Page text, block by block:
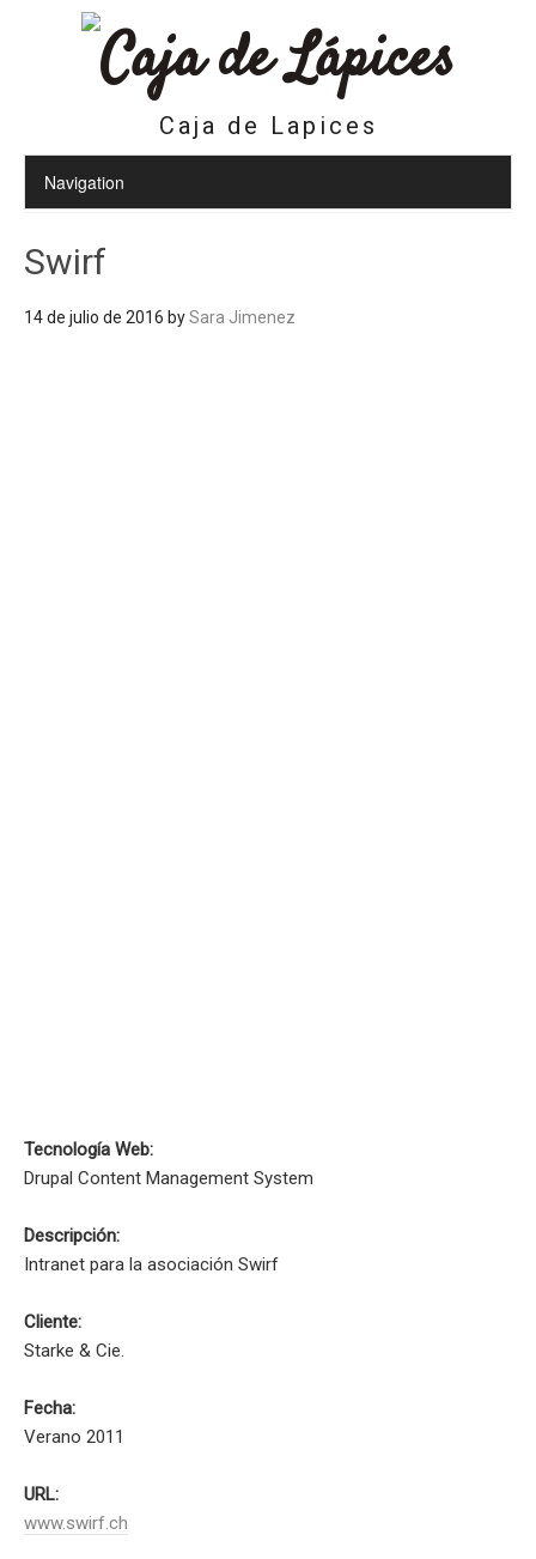
Caja de Lapices
Swirf
14 de julio de 2016 bySara Jimenez
Tecnología Web:
Drupal Content Management System
Descripción:
Intranet para la asociación Swirf
Cliente:
Starke & Cie.
Fecha:
Verano 2011
URL:
www.swirf.ch